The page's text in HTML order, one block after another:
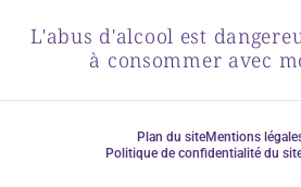
L'abus d'alcool est
à consommer avec
Plan du siteMentions
Politique de confidentialité du